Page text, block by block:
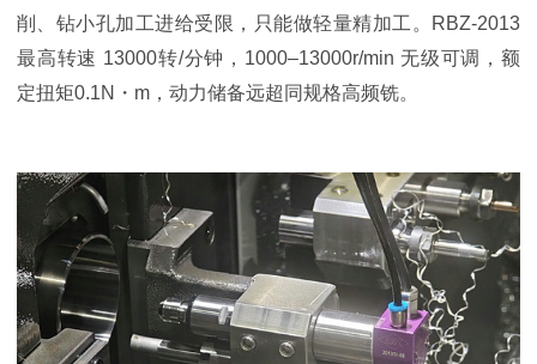
削、钻小孔加工进给受限，只能做轻量精加工。RBZ-2013
最高转速 13000转/分钟，1000–13000r/min 无级可调，额
定扭矩0.1N・m，动力储备远超同规格高频铣。